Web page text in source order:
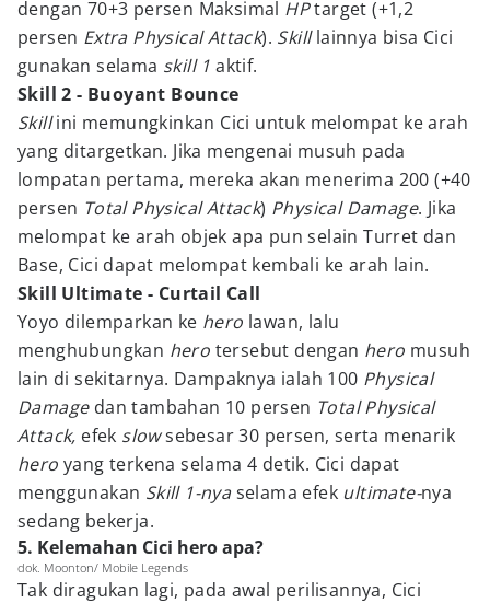
dengan 70+3 persen Maksimal HPtarget (+1,2
persen Extra Physical Attack). Skilllainnya bisa Cici
gunakan selama skill 1aktif.
Skill 2 - Buoyant Bounce
Skillini memungkinkan Cici untuk melompat ke arah
yang ditargetkan. Jika mengenai musuh pada
lompatan pertama, mereka akan menerima 200 (+40
persen Total Physical Attack) Physical Damage. Jika
melompat ke arah objek apa pun selain Turret dan
Base, Cici dapat melompat kembali ke arah lain.
Skill Ultimate - Curtail Call
Yoyo dilemparkan ke hero lawan, lalu
menghubungkan hero tersebut dengan hero musuh
lain di sekitarnya. Dampaknya ialah 100 Physical
Damage dan tambahan 10 persen Total Physical
Attack, efek slowsebesar 30 persen, serta menarik
hero yang terkena selama 4 detik. Cici dapat
menggunakan Skill 1-nyaselama efek ultimate-nya
sedang bekerja.
5. Kelemahan Cici hero apa?
dok. Moonton/ Mobile Legends
Tak diragukan lagi, pada awal perilisannya, Cici